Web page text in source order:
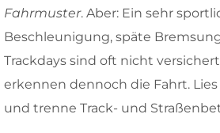
Fahrmuster. Aber: Ein sehr
Beschleunigung, späte
Trackdays sind oft nicht
erkennen dennoch die Fahrt.
und trenne Track- und